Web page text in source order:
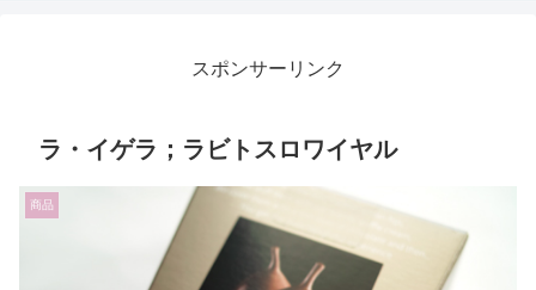
スポンサーリンク
ラ・イゲラ；ラビトスロワイヤル
商品